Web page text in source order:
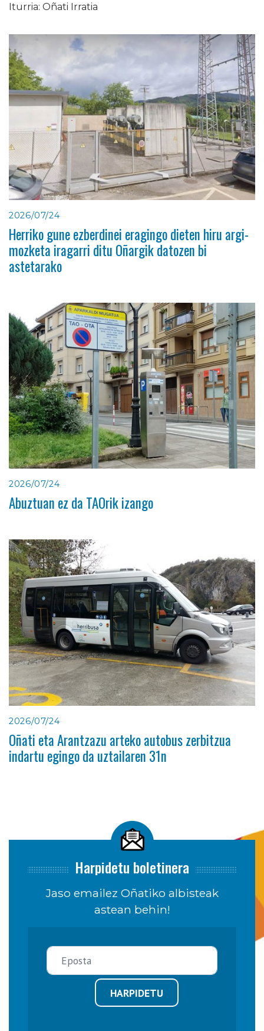
Iturria: Oñati Irratia
2026/07/24
Herriko gune ezberdinei eragingo dieten hiru argi-
mozketa iragarri ditu Oñargik datozen bi
astetarako
2026/07/24
Abuztuan ez da TAOrik izango
2026/07/24
Oñati eta Arantzazu arteko autobus zerbitzua
indartu egingo da uztailaren 31n
Harpidetu boletinera
Jaso emailez Oñatiko albisteak
astean behin!
HARPIDETU